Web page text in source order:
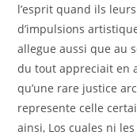
l’esprit quand ils
d’impulsions
allegue aussi que au
du tout appreciait en
qu’une rare justice
represente celle
ainsi, Los cuales ni